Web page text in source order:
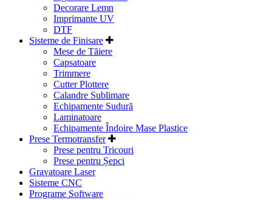
Decorare Lemn
Imprimante UV
DTF
Sisteme de Finisare
Mese de Tăiere
Capsatoare
Trimmere
Cutter Plottere
Calandre Sublimare
Echipamente Sudură
Laminatoare
Echipamente Îndoire Mase Plastice
Prese Termotransfer
Prese pentru Tricouri
Prese pentru Șepci
Gravatoare Laser
Sisteme CNC
Programe Software